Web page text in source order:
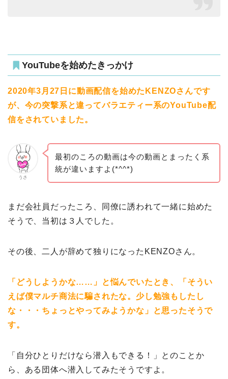
YouTubeを始めたきっかけ
2020年3月27日に動画配信を始めたKENZOさんです
が、今の突撃系と違ってバラエティー系のYouTube配
信をされていました。
うさ
最初のころの動画は今の動画とまったく系
統が違いますよ(*^^*)
まだ会社員だったころ、同僚に誘われて一緒に始めた
そうで、当初は３人でした。
その後、二人が辞めて独りになったKENZOさん。
「どうしようかな……」と悩んでいたとき、「そうい
えば僕マルチ商法に騙されたな。少し勉強もしたし
な・・・ちょっとやってみようかな」と思ったそうで
す。
「自分ひとりだけなら潜入もできる！」とのことか
ら、ある団体へ潜入してみたそうですよ。